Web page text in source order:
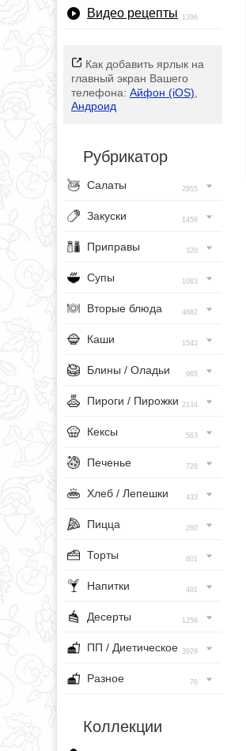
Видео рецепты 1396
Как добавить ярлык на
главный экран Вашего
телефона: Айфон (iOS)
Андроид
Рубрикатор
Салаты 2955
Закуски 1456
Приправы 320
Супы 1083
Вторые блюда 4682
Каши 1543
Блины / Оладьи 965
Пироги / Пирожки 2134
Кексы 563
Печенье 728
Хлеб / Лепешки 433
Пицца 260
Торты 801
Напитки 491
Десерты 1256
ПП / Диетическое 3929
Разное 76
Коллекции